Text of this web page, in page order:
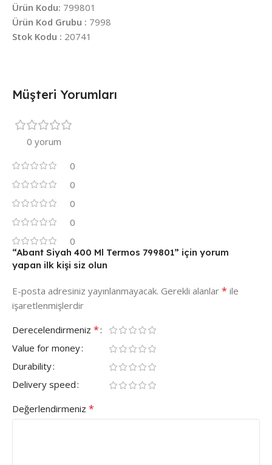
Ürün Kodu: 799801
Ürün Kod Grubu : 7998
Stok Kodu : 20741
Müşteri Yorumları
0 yorum
0
0
0
0
0
“Abant Siyah 400 Ml Termos 799801” için yorum
yapan ilk kişi siz olun
E-posta adresiniz yayınlanmayacak. Gerekli alanlar * ile
işaretlenmişlerdir
Derecelendirmeniz *
Value for money
Durability
Delivery speed
Değerlendirmeniz *